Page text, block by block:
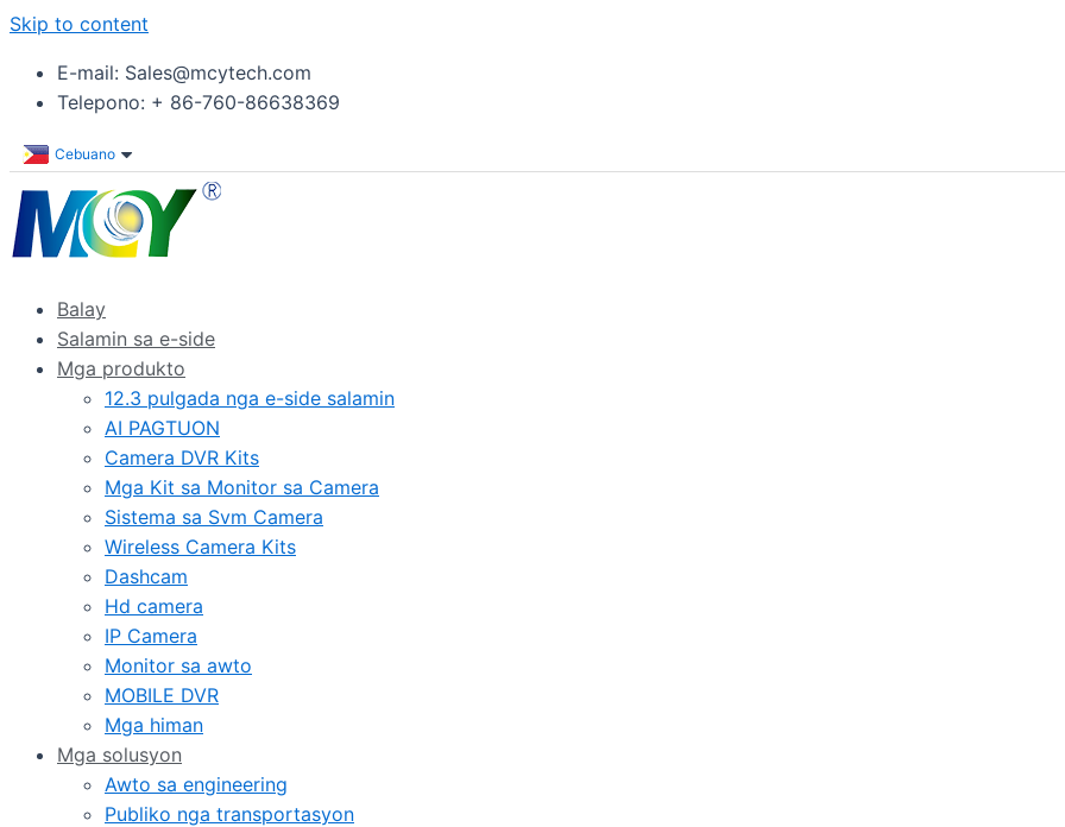
Skip to content
E-mail: Sales@mcytech.com
Telepono: + 86-760-86638369
Cebuano
Balay
Salamin sa e-side
Mga produkto
12.3 pulgada nga e-side salamin
AI PAGTUON
Camera DVR Kits
Mga Kit sa Monitor sa Camera
Sistema sa Svm Camera
Wireless Camera Kits
Dashcam
Hd camera
IP Camera
Monitor sa awto
MOBILE DVR
Mga himan
Mga solusyon
Awto sa engineering
Publiko nga transportasyon